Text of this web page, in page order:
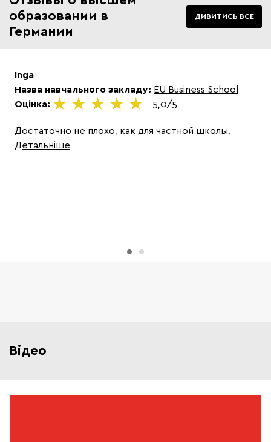
образовании в
Германии
ДИВИТИСЬ ВСЕ
Inga
Назва навчального закладу: EU Business School
Оцінка:
5,0/5
Достаточно не плохо, как для частной школы.
Детальніше
Відео